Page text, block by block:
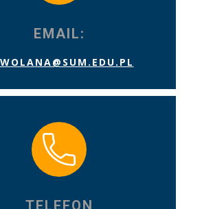
EMAIL:
TELEFON